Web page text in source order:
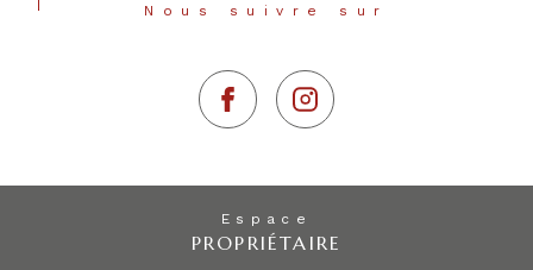
Nous suivre sur
Espace
PROPRIÉTAIRE